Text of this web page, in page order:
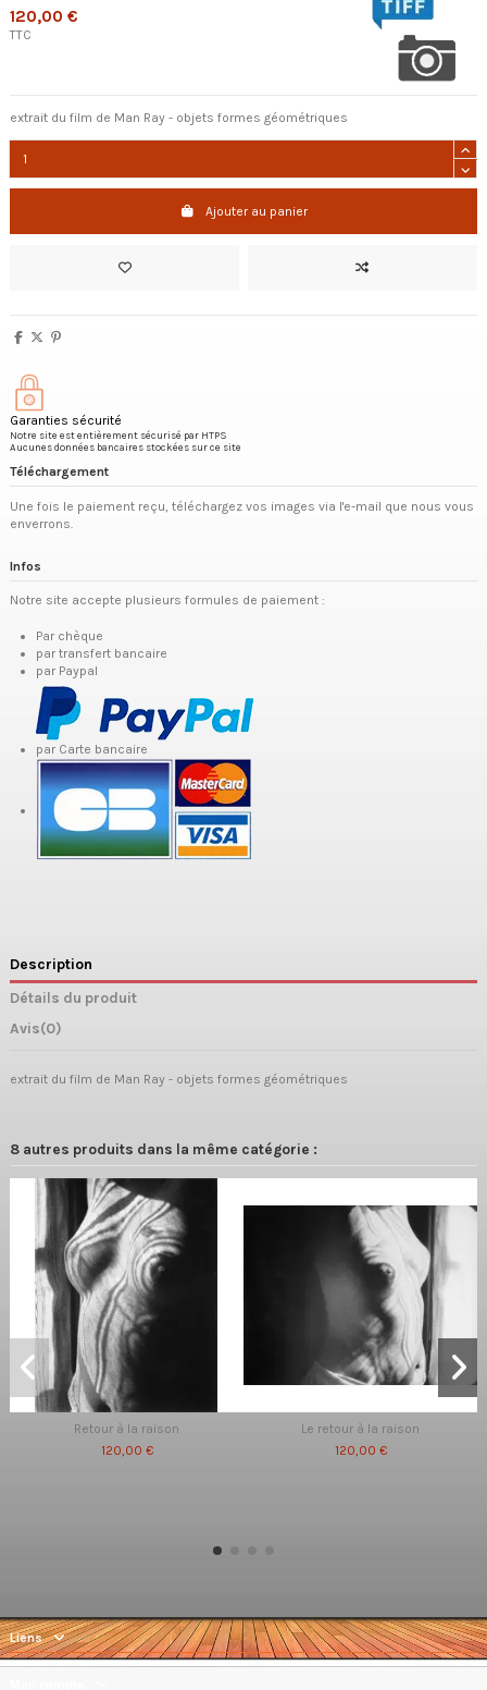
120,00 €
TTC
extrait du film de Man Ray - objets formes géométriques
Ajouter au panier
Garanties sécurité
Notre site est entièrement sécurisé par HTPS
Aucunes données bancaires stockées sur ce site
Téléchargement
Une fois le paiement reçu, téléchargez vos images via l'e-mail que nous vous
enverrons.
Infos
Notre site accepte plusieurs formules de paiement :
Par chèque
par transfert bancaire
par Paypal
par Carte bancaire
Description
Détails du produit
Avis(0)
extrait du film de Man Ray - objets formes géométriques
8 autres produits dans la même catégorie :
Retour à la raison
120,00 €
Le retour à la raison
120,00 €
Liens